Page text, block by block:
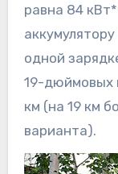
равна 84
одной
19-дюймовых
км (на 19 км
варианта).